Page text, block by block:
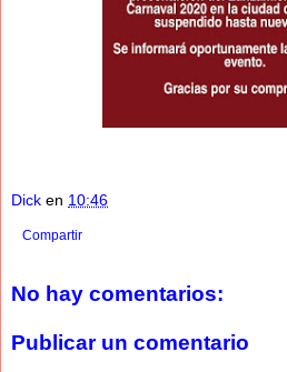
Dick en 10:46
Compartir
No hay comentarios:
Publicar un comentario